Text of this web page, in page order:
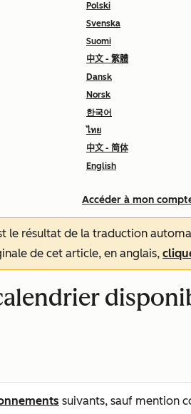
Polski
Svenska
Suomi
中文 - 繁體
Dansk
Norsk
한국어
ไทย
中文 - 简体
English
Accéder à mon
le résultat de la traduction
de cet article, en anglais,
suivants, sauf mention